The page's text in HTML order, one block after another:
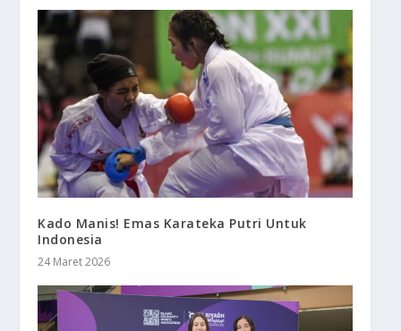
Kado Manis! Emas Karateka Putri Untuk
Indonesia
24 Maret 2026